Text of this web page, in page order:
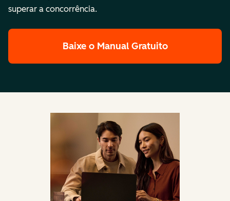
superar a concorrência.
Baixe o Manual Gratuito